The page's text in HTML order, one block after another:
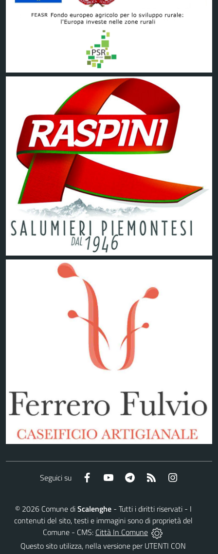
Seguici su Facebook YouTube Telegram RSS
© 2026Comune diScalenghe- Tutti i diritti riservati - I
contenuti del sito, testi e immagini sono di proprietà del
Comune - CMS: Città In Comune
Questo sito utilizza, nella versione per UTENTI CON